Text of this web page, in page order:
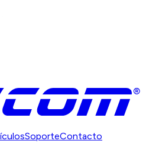
SoporteContacto